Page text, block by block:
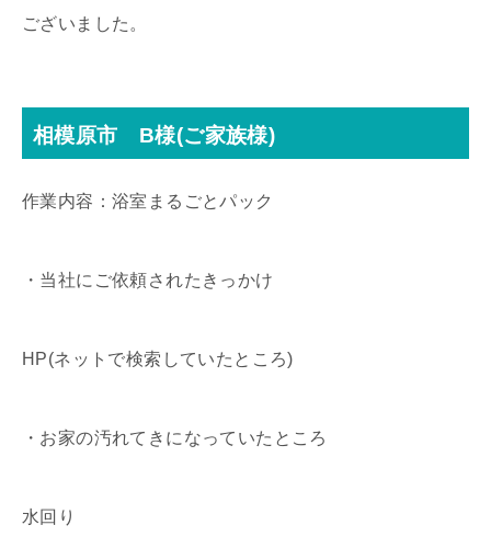
ございました。
相模原市 B様(ご家族様)
作業内容：浴室まるごとパック
・当社にご依頼されたきっかけ
HP(ネットで検索していたところ)
・お家の汚れてきになっていたところ
水回り